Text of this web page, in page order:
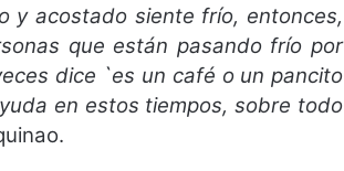
y acostado siente frío, entonces,
que están pasando frío por
dice `es un café o un pancito
en estos tiempos, sobre todo